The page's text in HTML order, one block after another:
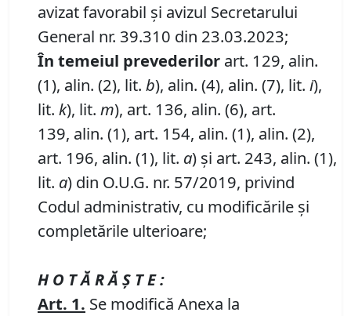
avizat favorabil și avizul Secretarului
General nr. 39.310 din 23.03.2023;
În temeiul prevederilor art. 129, alin.
(1), alin. (2), lit. b), alin. (4), alin. (7), lit. i),
lit. k), lit. m), art. 136, alin. (6), art.
139, alin. (1), art. 154, alin. (1), alin. (2),
art. 196, alin. (1), lit. a) și art. 243, alin. (1),
lit. a) din O.U.G. nr. 57/2019, privind
Codul administrativ, cu modificările și
completările ulterioare;
H O T Ă R Ă Ş T E :
Art. 1. Se modifică Anexa la